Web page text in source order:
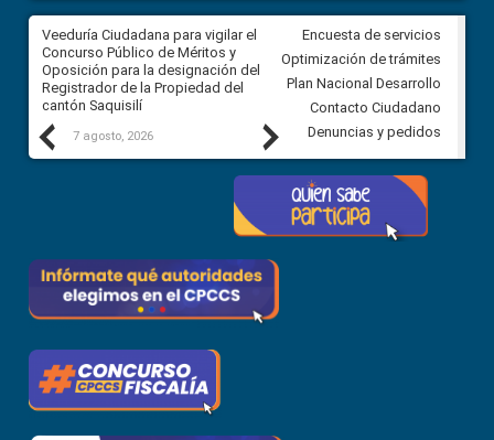
Previous
Veeduría Ciudadana para vigilar el
Concurso Público de Méritos y
Oposición para la designación del
Registrador de la Propiedad del
cantón Saquisilí
7 agosto, 2026
Veeduría Ciudadana para
construcción del asfaltado de
Ballenita del cantón Santa
7 agosto, 2026
Next
Encuesta de servicios
Optimización de trámites
Plan Nacional Desarrollo
Contacto Ciudadano
Denuncias y pedidos